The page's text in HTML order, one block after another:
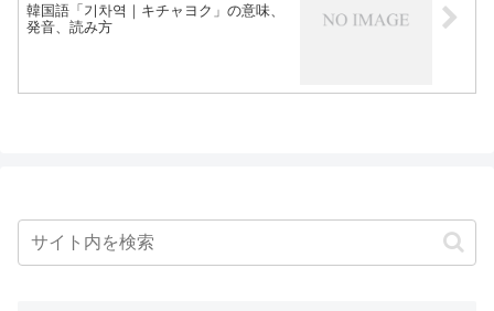
韓国語「기차역｜キチャヨク」の意味、
発音、読み方